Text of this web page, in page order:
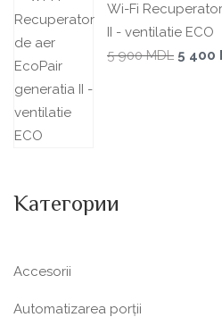
Wi-Fi
II - ventilatie ECO
5 900MDL 5 400
Категории
Accesorii
Automatizarea porții